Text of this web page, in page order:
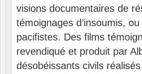
visions documentaires de
témoignages d’insoumis,
pacifistes. Des films
revendiqué et produit par
désobéissants civils